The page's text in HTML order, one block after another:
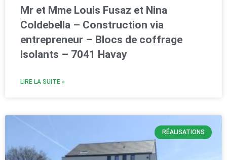
Mr et Mme Louis Fusaz et Nina
Coldebella – Construction via
entrepreneur – Blocs de coffrage
isolants – 7041 Havay
LIRE LA SUITE »
RÉALISATIONS